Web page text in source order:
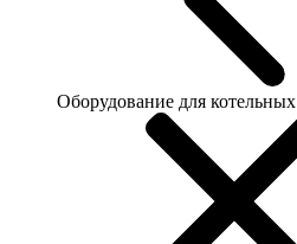
Оборудование для котельных